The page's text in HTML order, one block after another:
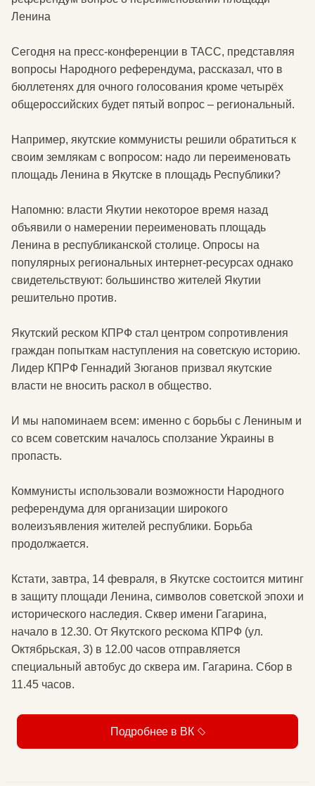
Ленина
Сегодня на пресс-конференции в ТАСС, представляя
вопросы Народного референдума, рассказал, что в
бюллетенях для очного голосования кроме четырёх
общероссийских будет пятый вопрос – региональный.
Например, якутские коммунисты решили обратиться к
своим землякам с вопросом: надо ли переименовать
площадь Ленина в Якутске в площадь Республики?
Напомню: власти Якутии некоторое время назад
объявили о намерении переименовать площадь
Ленина в республиканской столице. Опросы на
популярных региональных интернет-ресурсах однако
свидетельствуют: большинство жителей Якутии
решительно против.
Якутский реском КПРФ стал центром сопротивления
граждан попыткам наступления на советскую историю.
Лидер КПРФ Геннадий Зюганов призвал якутские
власти не вносить раскол в общество.
И мы напоминаем всем: именно с борьбы с Лениным и
со всем советским началось сползание Украины в
пропасть.
Коммунисты использовали возможности Народного
референдума для организации широкого
волеизъявления жителей республики. Борьба
продолжается.
Кстати, завтра, 14 февраля, в Якутске состоится митинг
в защиту площади Ленина, символов советской эпохи и
исторического наследия. Сквер имени Гагарина,
начало в 12.30. От Якутского рескома КПРФ (ул.
Октябрьская, 3) в 12.00 часов отправляется
специальный автобус до сквера им. Гагарина. Сбор в
11.45 часов.
Подробнее в ВК